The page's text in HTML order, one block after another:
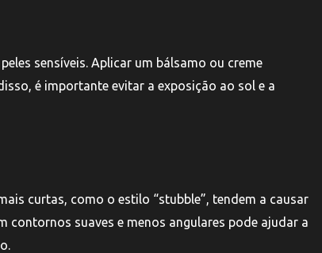
sensíveis. Aplicar um bálsamo ou creme
é importante evitar a exposição ao sol e a
curtas, como o estilo “stubble”, tendem a causar
contornos suaves e menos angulares pode ajudar a